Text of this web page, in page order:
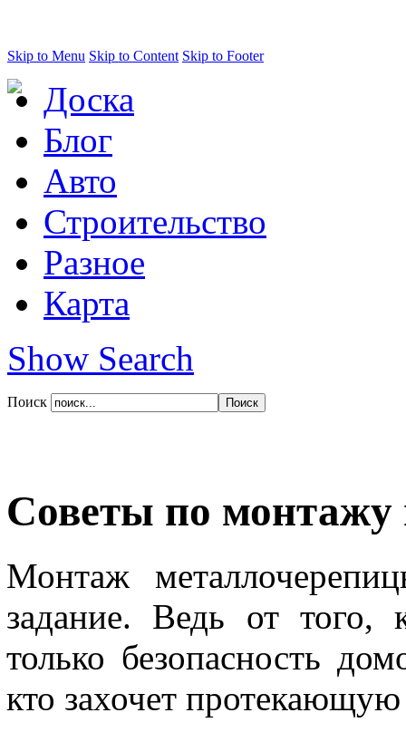
Skip to Menu Skip to Content Skip to Footer
Доска
Блог
Авто
Строительство
Разное
Карта
Show Search
Поиск
Советы по монтажу
Монтаж
задание. Ведь от того,
только безопасность
кто захочет